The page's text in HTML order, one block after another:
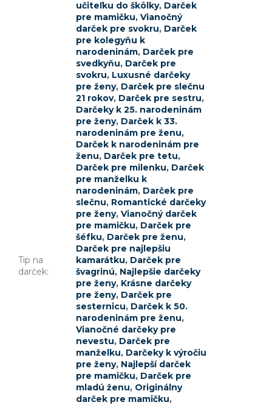
Tip na
darček:
učiteľku do škôlky, Darček
pre mamičku, Vianočný
darček pre svokru, Darček
pre kolegyňu k
narodeninám, Darček pre
svedkyňu, Darček pre
svokru, Luxusné darčeky
pre ženy, Darček pre slečnu
21 rokov, Darček pre sestru,
Darčeky k 25. narodeninám
pre ženy, Darček k 33.
narodeninám pre ženu,
Darček k narodeninám pre
ženu, Darček pre tetu,
Darček pre milenku, Darček
pre manželku k
narodeninám, Darček pre
slečnu, Romantické darčeky
pre ženy, Vianočný darček
pre mamičku, Darček pre
šéfku, Darček pre ženu,
Darček pre najlepšiu
kamarátku, Darček pre
švagrinú, Najlepšie darčeky
pre ženy, Krásne darčeky
pre ženy, Darček pre
sesternicu, Darček k 50.
narodeninám pre ženu,
Vianočné darčeky pre
nevestu, Darček pre
manželku, Darčeky k výročiu
pre ženy, Najlepší darček
pre mamičku, Darček pre
mladú ženu, Originálny
darček pre mamičku,